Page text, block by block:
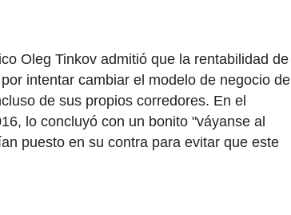
Oleg Tinkov admitió que la rentabilidad de
intentar cambiar el modelo de negocio del
de sus propios corredores. En el
lo concluyó con un bonito "váyanse al
puesto en su contra para evitar que este